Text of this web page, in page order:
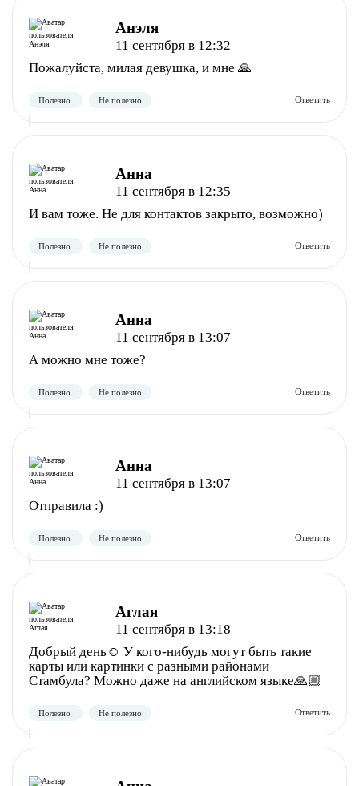
Полезно Не полезно
Полезно Не полезно
Анэля
11 сентября в 12:32
Пожалуйста, милая девушка, и мне 🙏
Анна
11 сентября в 12:35
И вам тоже. Не для контактов закрыто, возможно)
Анна
11 сентября в 13:07
А можно мне тоже?
Анна
11 сентября в 13:07
Отправила :)
Аглая
11 сентября в 13:18
Добрый день☺️ У кого-нибудь могут быть такие
карты или картинки с разными районами
Стамбула? Можно даже на английском языке🙏🏼